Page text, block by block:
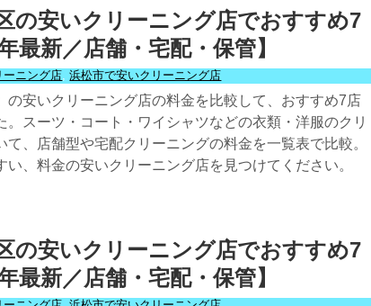
の安いクリーニング店でおすすめ7
最新／店舗・宅配・保管】
ーニング店 ,浜松市で安いクリーニング店
の安いクリーニング店の料金を比較して、おすすめ7店
。スーツ・コート・ワイシャツなどの衣類・洋服のクリ
て、店舗型や宅配クリーニングの料金を一覧表で比較。
い、料金の安いクリーニング店を見つけてください。
の安いクリーニング店でおすすめ7
最新／店舗・宅配・保管】